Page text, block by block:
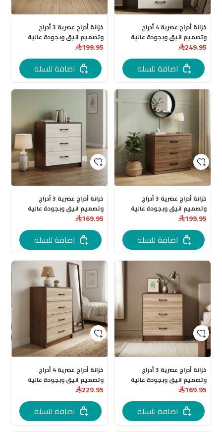
خزانة أدراج عصرية 4 أدراج
وتصميم انيق وبجودة عالية
باللون الابيض الفاخر
249.95
اضافة للسلة
خزانة أدراج عصرية 3 أدراج
وتصميم انيق وبجودة عالية
باللون الفاخر
199.95
اضافة للسلة
خزانة أدراج عصرية 3 أدراج
وتصميم انيق وبجودة عالية
باللون االبني الفاخر
199.95
اضافة للسلة
خزانة أدراج عصرية 3 أدراج
وتصميم انيق وبجودة عالية
باللون االبني المحروق
169.95
اضافة للسلة
خزانة أدراج عصرية 3 أدراج
وتصميم انيق وبجودة عالية
169.95
اضافة للسلة
خزانة أدراج عصرية 4 أدراج
وتصميم انيق وبجودة عالية
229.95
اضافة للسلة